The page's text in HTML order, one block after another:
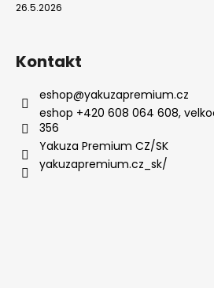
26.5.2026
Kontakt
eshop@yakuzapremium.cz
eshop +420 608 064 608,
356
Yakuza Premium CZ/SK
yakuzapremium.cz_sk/